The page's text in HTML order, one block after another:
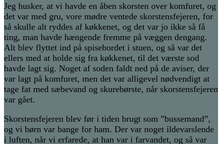
Jeg husker, at vi havde en åben skorsten over komfuret, og
det var med gru, vore mødre ventede skorstensfejeren, for
så skulle alt ryddes af køkkenet, og det var jo ikke så få
ting, man havde hængende fremme på væggen dengang.
Alt blev flyttet ind på spisebordet i stuen, og så var det
ellers med at holde sig fra køkkenet, til det værste sod
havde lagt sig. Noget af soden faldt ned på de aviser, der
var lagt på komfuret, men det var alligevel nødvendigt at
tage fat med sæbevand og skurebørste, når skorstensfejeren
var gået.
Skorstensfejeren blev før i tiden brugt som ”bussemand”,
og vi børn var bange for ham. Der var noget ildevarslende
i luften, når vi erfarede, at han var i farvandet, og så var